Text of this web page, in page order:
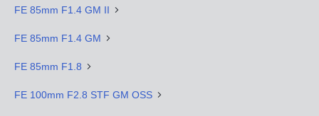
FE 85mm F1.4 GM II
FE 85mm F1.4 GM
FE 85mm F1.8
FE 100mm F2.8 STF GM OSS